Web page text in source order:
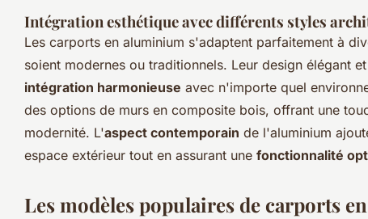
Intégration esthétique avec différents styles
Les carports en aluminium s'adaptent parfaitement à
soient modernes ou traditionnels. Leur design élégant
intégration harmonieuse avec n'importe quel
des options de murs en composite bois, offrant une
modernité. L'aspect contemporain de l'aluminium
espace extérieur tout en assurant une fonctionnalité
Les modèles populaires de carports